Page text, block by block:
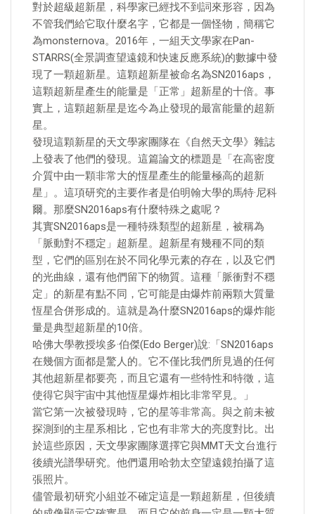
對於超級超新星，科學家已經找不到詞來形容，因為
不管我們給它取什麼名字，它都是一個怪物，簡稱它
為monsternova。2016年，一組天文學家在Pan-
STARRS(全景調查望遠鏡和快速反應系統)的數據中發
現了一顆超新星。這顆超新星被命名為SN2016aps，
這顆超新星產生的能量是「正常」超新星的十倍。事
實上，這顆超新星是迄今為止發現的最富能量的超新
星。
發現這顆新星的天文學家團隊在《自然天文學》雜誌
上發表了他們的發現。這篇論文的標題是「在高密度
介質中由一顆非常大的恆星產生的能量極高的超新
星」。這項研究的主要作者是伯明翰大學的馬特·尼科
爾。那麼SN2016aps有什麼特殊之處呢？
其實SN2016aps是一種特殊類型的超新星，被稱為
「脈動對不穩定」超新星。超新星有幾種不同的類
型，它們的區別在於不同化學元素的存在，以及它們
的光曲線，還有他們留下的物質。這種「脈衝對不穩
定」的新星有點不同，它可能是由爆炸前兩顆大質量
恆星合併形成的。這就是為什麼SN2016aps的爆炸能
量是典型超新星的10倍。
哈佛大學教授埃多·伯傑(Edo Berger)說:「SN2016aps
在幾個方面都是驚人的。它不僅比我們所見過的任何
其他超新星都要亮，而且它還有一些特性和特徵，這
使得它與宇宙中其他恆星爆炸相比非常罕見。」
當它第一次被發現時，它的星等非常高。與之前未被
探測到的主星系相比，它也有非常大的亮度對比。出
於這些原因，天文學家團隊選擇它與MMT天文台進行
後續光譜學研究。他們還用哈勃太空望遠鏡拍攝了這
張照片。
儘管最初研究小組並不確定這是一顆超新星，但後續